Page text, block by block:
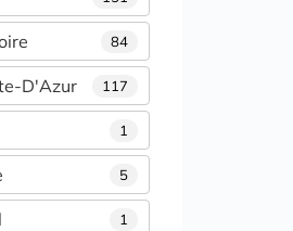
84
117
D'Azur
1
5
1